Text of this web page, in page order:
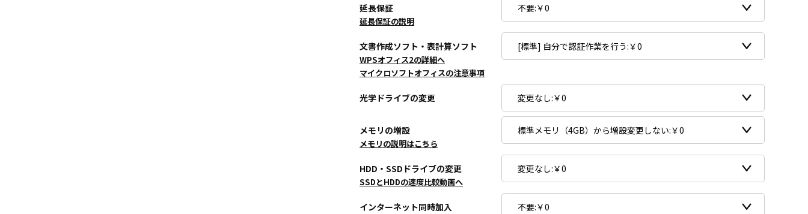
延長保証
延長保証の説明
文書作成ソフト・表計算ソフト
WPSオフィス2の詳細へ
マイクロソフトオフィスの注意事項
光学ドライブの変更
メモリの増設
メモリの説明はこちら
HDD・SSDドライブの変更
SSDとHDDの速度比較動画へ
インターネット同時加入